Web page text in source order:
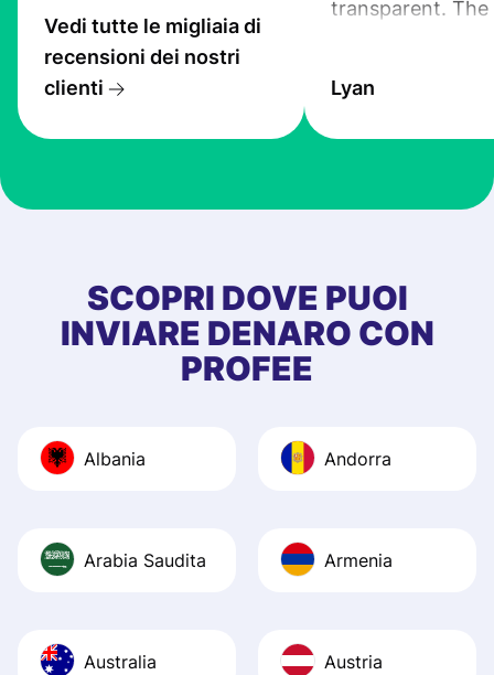
Vedi tutte le migliaia di
recensioni dei nostri
clienti
transparent. The
the exchange
at Profee is very
first started
app, and they
quick to provide
Recommend it!
Lyan
SCOPRI DOVE PUOI
INVIARE DENARO CON
PROFEE
Albania Andorra
Arabia Saudita Armenia
Australia Austria